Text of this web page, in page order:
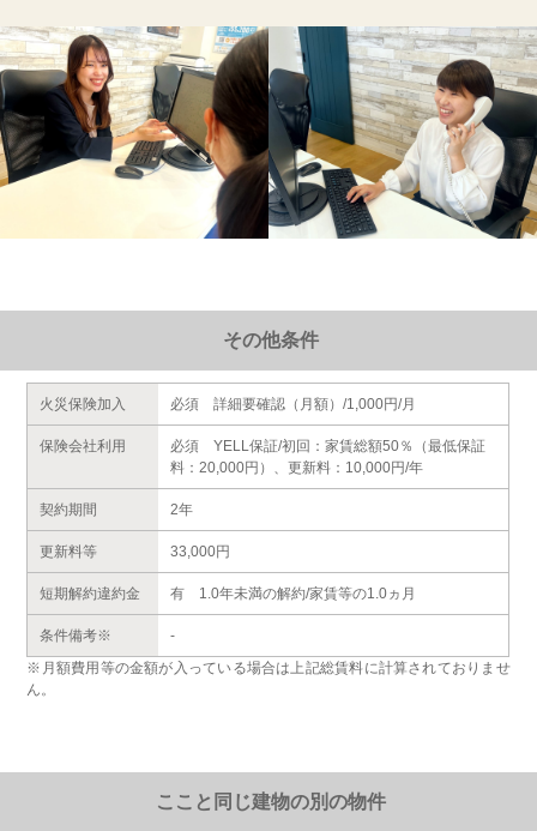
その他条件
火災保険加入 必須 詳細要確認（月額）/1,000円/月
保険会社利用
必須 YELL保証/初回：家賃総額50％（最低保証
料：20,000円）、更新料：10,000円/年
契約期間 2年
更新料等 33,000円
短期解約違約金 有 1.0年未満の解約/家賃等の1.0ヵ月
条件備考※
-
※月額費用等の金額が入っている場合は上記総賃料に計算されておりませ
ん。
ここと同じ建物の別の物件